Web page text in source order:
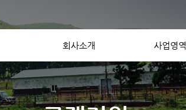
회사소개 사업영역
장비보유현황
Contact US